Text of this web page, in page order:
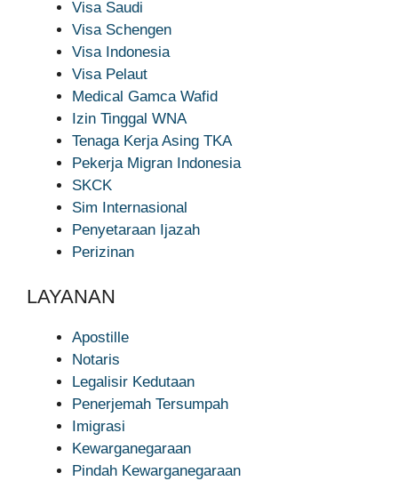
Visa Saudi
Visa Schengen
Visa Indonesia
Visa Pelaut
Medical Gamca Wafid
Izin Tinggal WNA
Tenaga Kerja Asing TKA
Pekerja Migran Indonesia
SKCK
Sim Internasional
Penyetaraan Ijazah
Perizinan
LAYANAN
Apostille
Notaris
Legalisir Kedutaan
Penerjemah Tersumpah
Imigrasi
Kewarganegaraan
Pindah Kewarganegaraan